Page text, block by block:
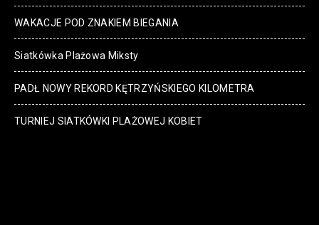
WAKACJE POD ZNAKIEM BIEGANIA
Siatkówka Plażowa Miksty
PADŁ NOWY REKORD KĘTRZYŃSKIEGO KILOMETRA
TURNIEJ SIATKÓWKI PLAŻOWEJ KOBIET